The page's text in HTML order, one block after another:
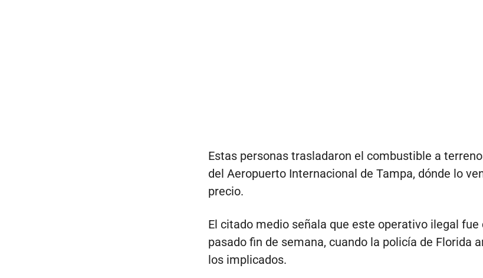
Estas personas trasladaron el combustible a
del Aeropuerto Internacional de Tampa, dónde lo
precio.
El citado medio señala que este operativo ilegal fue
pasado fin de semana, cuando la policía de Florida
los implicados.